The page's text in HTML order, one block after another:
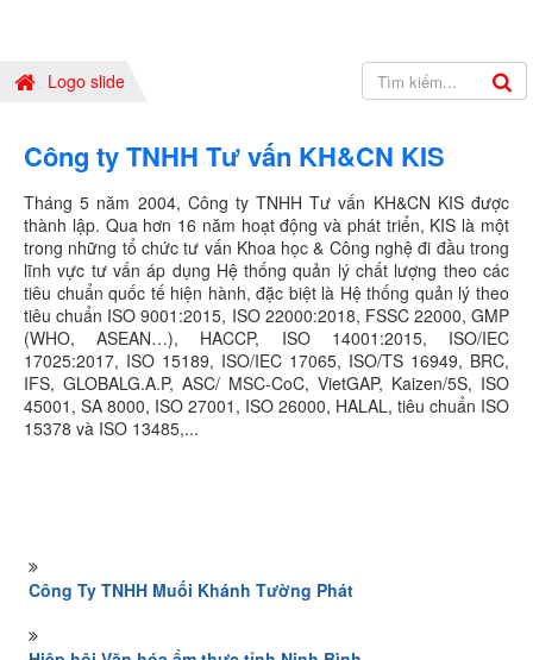
Logo slide
Công ty TNHH Tư vấn KH&CN KIS
Tháng 5 năm 2004, Công ty TNHH Tư vấn KH&CN KIS được
thành lập. Qua hơn 16 năm hoạt động và phát triển, KIS là một
trong những tổ chức tư vấn Khoa học & Công nghệ đi đầu trong
lĩnh vực tư vấn áp dụng Hệ thống quản lý chất lượng theo các
tiêu chuẩn quốc tế hiện hành, đặc biệt là Hệ thống quản lý theo
tiêu chuẩn ISO 9001:2015, ISO 22000:2018, FSSC 22000, GMP
(WHO, ASEAN…), HACCP, ISO 14001:2015, ISO/IEC
17025:2017, ISO 15189, ISO/IEC 17065, ISO/TS 16949, BRC,
IFS, GLOBALG.A.P, ASC/ MSC-CoC, VietGAP, Kaizen/5S, ISO
45001, SA 8000, ISO 27001, ISO 26000, HALAL, tiêu chuẩn ISO
15378 và ISO 13485,...
Công Ty TNHH Muối Khánh Tường Phát